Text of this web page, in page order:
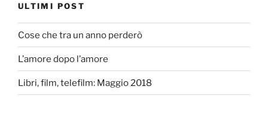
ULTIMI POST
Cose che tra un anno perderò
L’amore dopo l’amore
Libri, film, telefilm: Maggio 2018